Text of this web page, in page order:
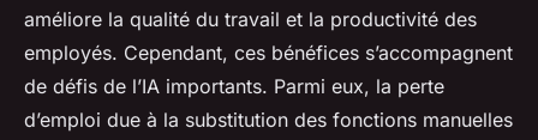
améliore la qualité du travail et la productivité des
employés. Cependant, ces bénéfices s’accompagnent
de défis de l’IA importants. Parmi eux, la perte
d’emploi due à la substitution des fonctions manuelles